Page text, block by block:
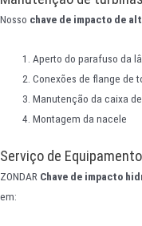
Nosso chave de impacto de
Aperto do parafuso da
Conexões de flange de
Manutenção da caixa
Montagem da nacele
Serviço de
ZONDAR Chave de impacto
em: